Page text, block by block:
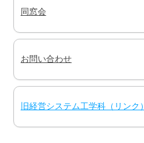
同窓会
お問い合わせ
旧経営システム工学科（リンク）